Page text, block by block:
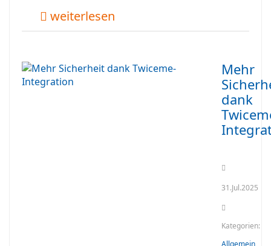
weiterlesen
Mehr
dank
31.Jul.2025
Kategorien:
Allgemein